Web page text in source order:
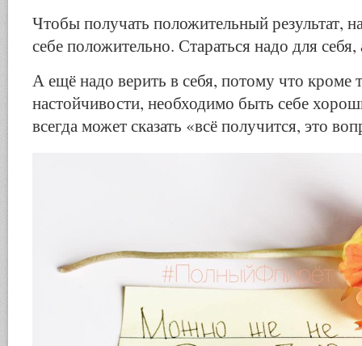
Чтобы получать положительный результат,
себе положительно. Стараться надо для
А ещё надо верить в себя, потому что кроме
настойчивости, необходимо быть себе
всегда может сказать «всё получится, это